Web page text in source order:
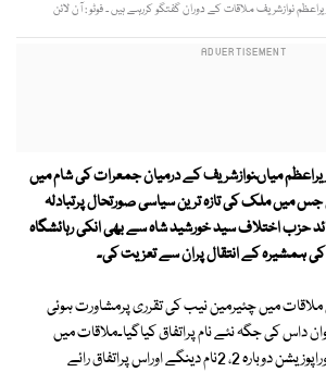
نوازشریف ملاقات کے دوران گفتگو کررہے ہیں ۔ فوٹو : آن لائن
میاںنوازشریف کے درمیان جمعرات کی شام میں
میں ملک کی تازہ ترین سیاسی صورتحال پرتبادلہ
حزب اختلاف سید خورشید شاہ سے بھی انکی رہائشگاہ
کی ہمشیرہ کے انتقال پران سے تعزیت کی۔
ملاقات میں چئیرمین نیب کی تقرری پرمشاورت ہوئی
داس کی جگہ نئے نام پراتفاق کیاگیا۔ملاقات میں
فیصلہ کیا گیا کہ حکومت اوراپوزیشن دوبارہ 2، 2نام دینگے اوراس پراتفاق رائے